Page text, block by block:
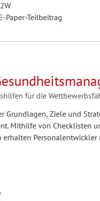
Paper-Teilbeitrag
für die
Grundlagen, Ziele und
Mithilfe von Checklisten
erhalten